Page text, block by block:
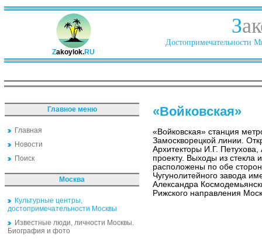
Zakoylok.RU
З
Достопримечательности
Главное меню
Главная
Новости
Поиск
Москва
Культурные центры,
достопримечательности Москвы
Известные люди, личности Москвы.
Биография и фото
«Войковская»
«Войковская» станция
Замоскворецкой линии.
Архитекторы И.Г.
проекту. Выходы из стекла
расположены по обе
Чугунолитейного завода
Александра
Рижского направления